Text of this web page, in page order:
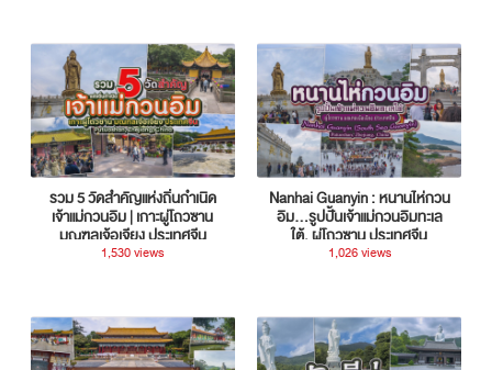
รวม 5 วัดสำคัญแห่งถิ่นกำเนิด
เจ้าแม่กวนอิม | เกาะผู่โถวซาน
มณฑลเจ้อเจียง ประเทศจีน
1,530 views
Nanhai Guanyin : หนานไห่กวน
อิม...รูปปั้นเจ้าแม่กวนอิมทะเล
ใต้, ผู่โถวซาน ประเทศจีน
1,026 views